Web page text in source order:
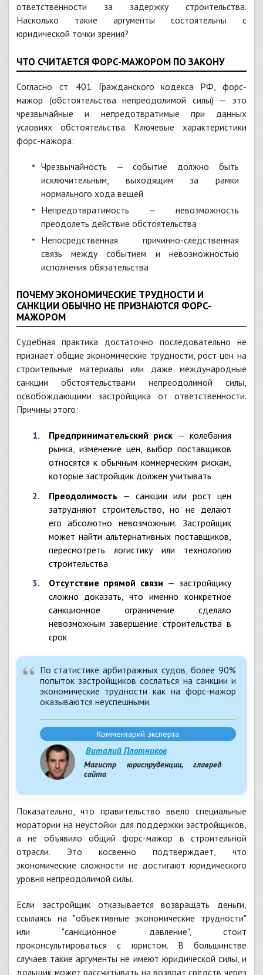
ответственности за задержку строительства.
Насколько такие аргументы состоятельны с
юридической точки зрения?
ЧТО СЧИТАЕТСЯ ФОРС-МАЖОРОМ ПО ЗАКОНУ
Согласно ст. 401 Гражданского кодекса РФ, форс-
мажор (обстоятельства непреодолимой силы) — это
чрезвычайные и непредотвратимые при данных
условиях обстоятельства. Ключевые характеристики
форс-мажора:
Чрезвычайность — событие должно быть
исключительным, выходящим за рамки
нормального хода вещей
Непредотвратимость — невозможность
преодолеть действие обстоятельства
Непосредственная причинно-следственная
связь между событием и невозможностью
исполнения обязательства
ПОЧЕМУ ЭКОНОМИЧЕСКИЕ ТРУДНОСТИ И
САНКЦИИ ОБЫЧНО НЕ ПРИЗНАЮТСЯ ФОРС-
МАЖОРОМ
Судебная практика достаточно последовательно не
признает общие экономические трудности, рост цен на
строительные материалы или даже международные
санкции обстоятельствами непреодолимой силы,
освобождающими застройщика от ответственности.
Причины этого:
Предпринимательский риск — колебания
рынка, изменение цен, выбор поставщиков
относятся к обычным коммерческим рискам,
которые застройщик должен учитывать
Преодолимость — санкции или рост цен
затрудняют строительство, но не делают
его абсолютно невозможным. Застройщик
может найти альтернативных поставщиков,
пересмотреть логистику или технологию
строительства
Отсутствие прямой связи — застройщику
сложно доказать, что именно конкретное
санкционное ограничение сделало
невозможным завершение строительства в
срок
По статистике арбитражных судов, более 90%
попыток застройщиков сослаться на санкции и
экономические трудности как на форс-мажор
оказываются неуспешными.
Виталий Плотников
Магистр юриспруденции, главред
сайта
Комментарий эксперта
Показательно, что правительство ввело специальные
моратории на неустойки для поддержки застройщиков,
а не объявило общий форс-мажор в строительной
отрасли. Это косвенно подтверждает, что
экономические сложности не достигают юридического
уровня непреодолимой силы.
Если застройщик отказывается возвращать деньги,
ссылаясь на "объективные экономические трудности"
или "санкционное давление", стоит
проконсультироваться с юристом. В большинстве
случаев такие аргументы не имеют юридической силы, и
дольщик может рассчитывать на возврат средств через